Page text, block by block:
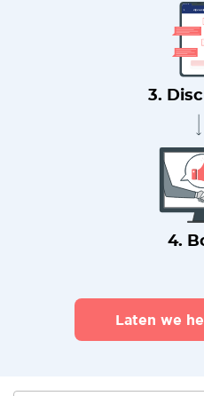
3.
4.
Laten we